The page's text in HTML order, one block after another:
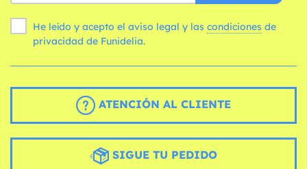
He leído y acepto el aviso legal y las condiciones
privacidad de Funidelia.
ATENCIÓN AL CLIENTE
SIGUE TU PEDIDO